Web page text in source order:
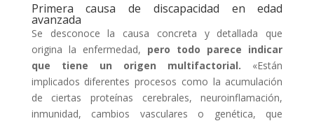
Primera causa de discapacidad en edad
avanzada
Se desconoce la causa concreta y detallada que
origina la enfermedad, pero todo parece indicar
que tiene un origen multifactorial. «Están
implicados diferentes procesos como la acumulación
de ciertas proteínas cerebrales, neuroinflamación,
inmunidad, cambios vasculares o genética, que